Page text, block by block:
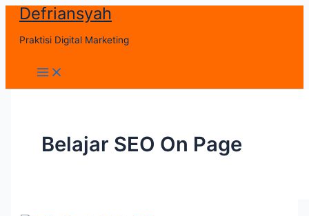
Skip
content
Defriansyah
Praktisi Digital Marketing
Main
Menu
Belajar SEO On Page